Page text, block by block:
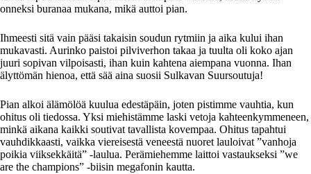
onneksi buranaa mukana, mikä auttoi pian.
Ihmeesti sitä vain pääsi takaisin soudun rytmiin ja aika kului ihan
mukavasti. Aurinko paistoi pilviverhon takaa ja tuulta oli koko ajan
juuri sopivan vilpoisasti, ihan kuin kahtena aiempana vuonna. Ihan
älyttömän hienoa, että sää aina suosii Sulkavan Suursoutuja!
Pian alkoi älämölöä kuulua edestäpäin, joten pistimme vauhtia, kun
ohitus oli tiedossa. Yksi miehistämme laski vetoja kahteenkymmeneen,
minkä aikana kaikki soutivat tavallista kovempaa. Ohitus tapahtui
vauhdikkaasti, vaikka viereisestä veneestä nuoret lauloivat ”vanhoja
poikia viiksekkäitä” -laulua. Perämiehemme laittoi vastaukseksi ”we
are the champions” -biisin megafonin kautta.